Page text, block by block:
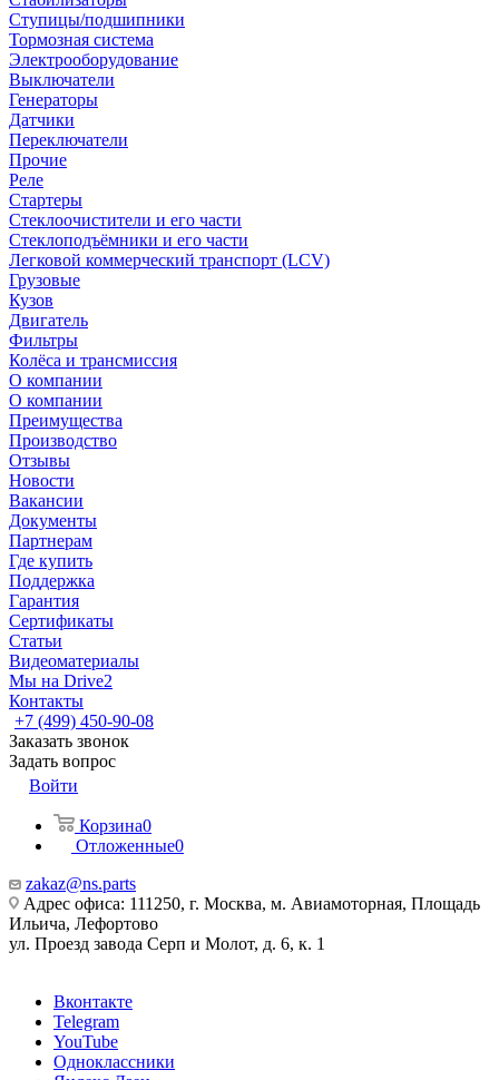
Ступицы/подшипники
Тормозная система
Электрооборудование
Выключатели
Генераторы
Датчики
Переключатели
Прочие
Реле
Стартеры
Стеклоочистители и его части
Стеклоподъёмники и его части
Легковой коммерческий транспорт (LCV)
Грузовые
Кузов
Двигатель
Фильтры
Колёса и трансмиссия
О компании
О компании
Преимущества
Производство
Отзывы
Новости
Вакансии
Документы
Партнерам
Где купить
Поддержка
Гарантия
Сертификаты
Статьи
Видеоматериалы
Мы на Drive2
Контакты
+7 (499) 450-90-08
Заказать звонок
Задать вопрос
Войти
Корзина0
Отложенные0
zakaz@ns.parts
Адрес офиса: 111250, г. Москва, м. Авиамоторная, Площадь
Ильича, Лефортово
ул. Проезд завода Серп и Молот, д. 6, к. 1
Вконтакте
Telegram
YouTube
Одноклассники